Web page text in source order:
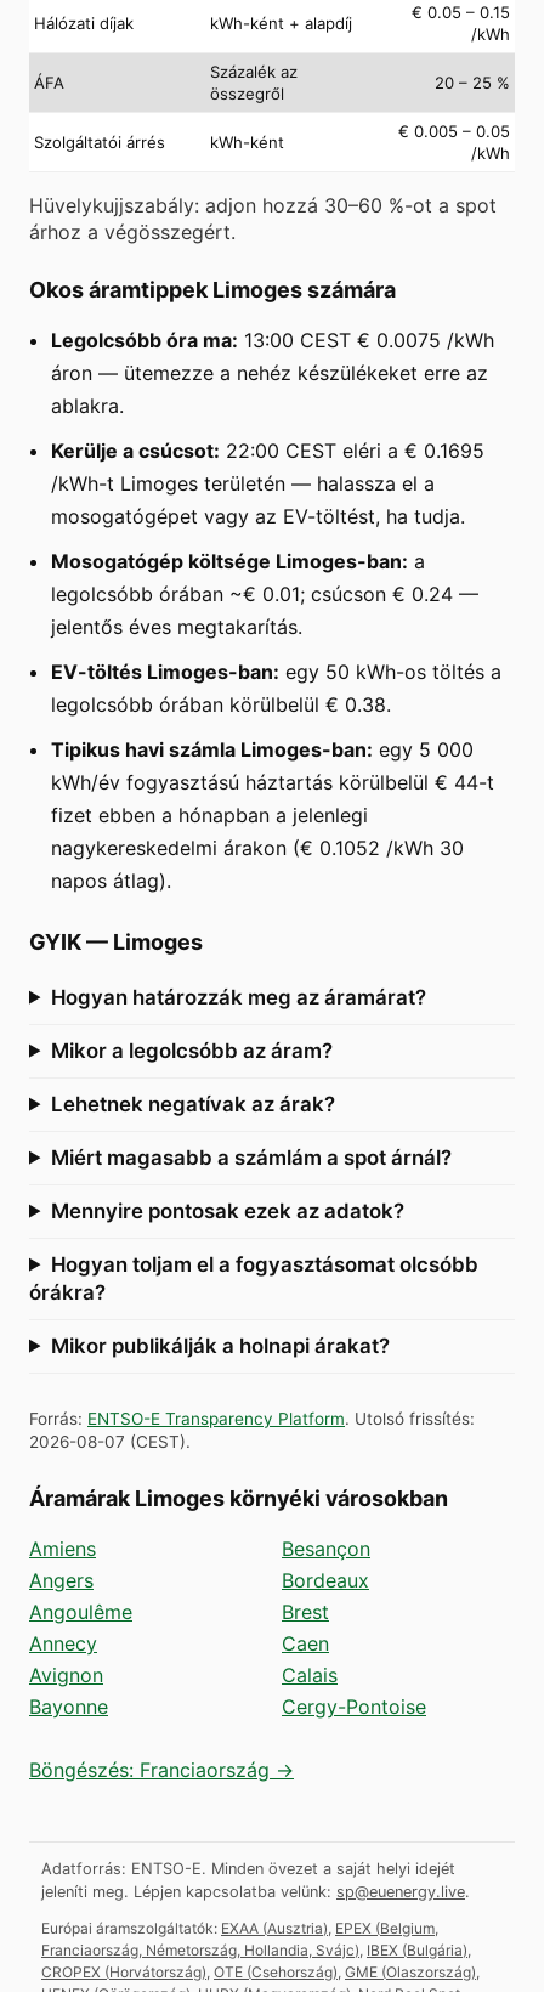
Hálózati díjak kWh-ként + alapdíj
€ 0.05 – 0.15
/kWh
ÁFA
Százalék az
összegről
20 – 25 %
Szolgáltatói árrés kWh-ként
€ 0.005 – 0.05
/kWh
Hüvelykujjszabály: adjon hozzá 30–60 %-ot a spot
árhoz a végösszegért.
Okos áramtippek Limoges számára
Legolcsóbb óra ma: 13:00 CEST € 0.0075 /kWh
áron — ütemezze a nehéz készülékeket erre az
ablakra.
Kerülje a csúcsot: 22:00 CEST eléri a € 0.1695
/kWh-t Limoges területén — halassza el a
mosogatógépet vagy az EV-töltést, ha tudja.
Mosogatógép költsége Limoges-ban: a
legolcsóbb órában ~€ 0.01; csúcson € 0.24 —
jelentős éves megtakarítás.
EV-töltés Limoges-ban: egy 50 kWh-os töltés a
legolcsóbb órában körülbelül € 0.38.
Tipikus havi számla Limoges-ban: egy 5 000
kWh/év fogyasztású háztartás körülbelül € 44-t
fizet ebben a hónapban a jelenlegi
nagykereskedelmi árakon (€ 0.1052 /kWh 30
napos átlag).
GYIK— Limoges
Hogyan határozzák meg az áramárat?
Mikor a legolcsóbb az áram?
Lehetnek negatívak az árak?
Miért magasabb a számlám a spot árnál?
Mennyire pontosak ezek az adatok?
Hogyan toljam el a fogyasztásomat olcsóbb
órákra?
Mikor publikálják a holnapi árakat?
Forrás: ENTSO-E Transparency Platform. Utolsó frissítés:
2026-08-07 (CEST).
Áramárak Limoges környéki városokban
Amiens
Angers
Angoulême
Annecy
Avignon
Bayonne
Besançon
Bordeaux
Brest
Caen
Calais
Cergy-Pontoise
Böngészés: Franciaország →
Adatforrás: ENTSO-E. Minden övezet a saját helyi idejét
jeleníti meg. Lépjen kapcsolatba velünk: sp@euenergy.live.
Európai áramszolgáltatók: EXAA (Ausztria) EPEX (Belgium,
Franciaország, Németország, Hollandia, Svájc) IBEX (Bulgária)
CROPEX (Horvátország) OTE (Csehország) GME (Olaszország)